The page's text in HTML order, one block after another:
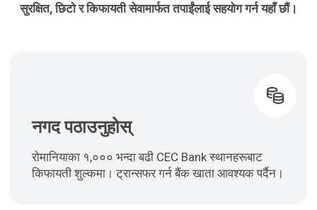
सुरक्षित, छिटो र किफायती सेवामार्फत तपाईंलाई सहयोग गर्न यहाँ छौं।
नगद पठाउनुहोस्
रोमानियाका १,००० भन्दा बढी CEC Bank स्थानहरूबाट
किफायती शुल्कमा। ट्रान्सफर गर्न बैंक खाता आवश्यक पर्दैन।